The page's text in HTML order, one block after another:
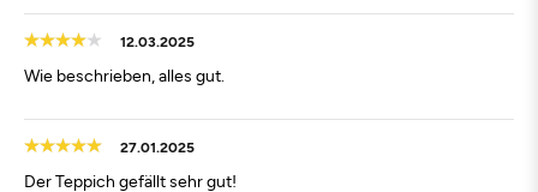
12.03.2025
Wie beschrieben, alles gut.
27.01.2025
Der Teppich gefällt sehr gut!